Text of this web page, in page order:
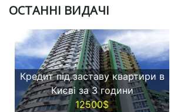
ОСТАННІ ВИДАЧІ
Кредит під заставу квартири в
Києві за 3 години
12500$